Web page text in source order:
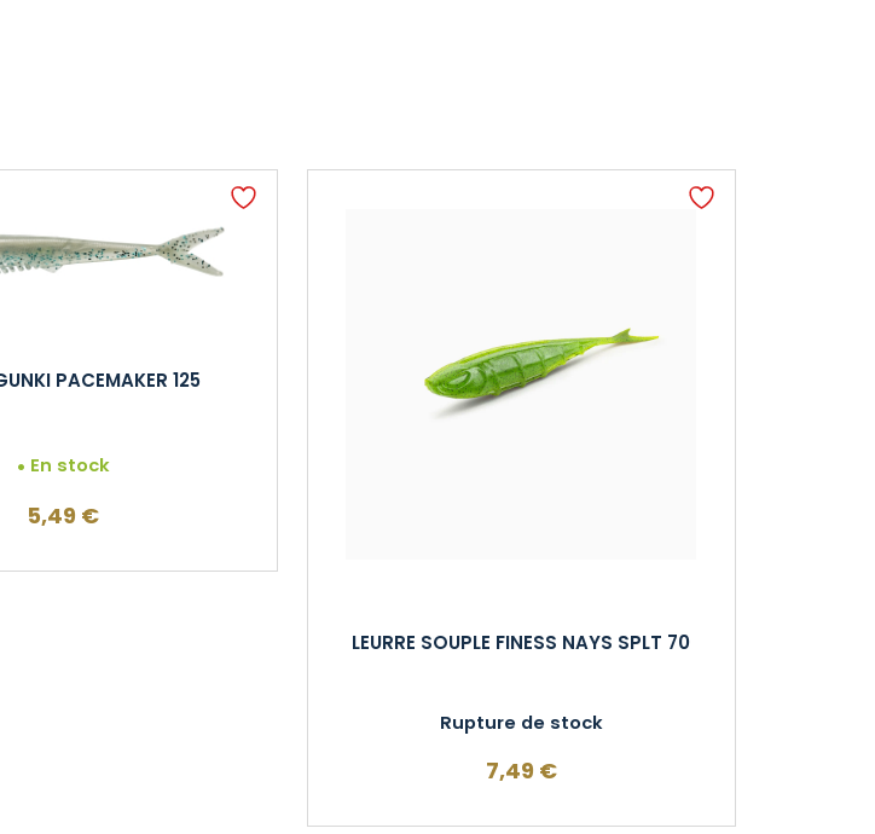
PACEMAKER 125
En stock
5,49 €
LEURRE SOUPLE FINESS NAYS SPLT 70
Rupture de stock
7,49 €